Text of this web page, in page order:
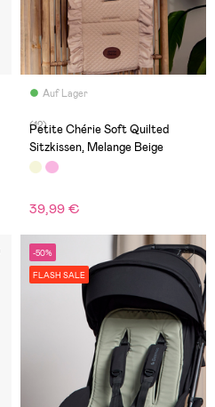
Auf Lager
(12)
Petite Chérie Soft Quilted
Sitzkissen, Melange Beige
39,99 €
-50%
FLASH SALE